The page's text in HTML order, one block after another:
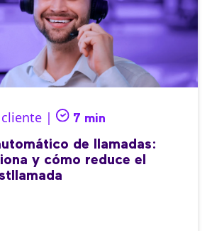
| 7 min
de llamadas:
y cómo reduce el